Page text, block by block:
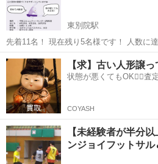
東別院駅
先着11名！ 現在残り5名様です！ 人数に達
こり・腰痛・膝痛改善ピラティス教室/ 例えばこんなお悩みありません
か？ ✅肩こりがつらい ✅腰痛を繰り返している ✅猫背が気になる ✅運
動不足を解消...
愛知 名古屋市 東別院駅 スポー
【求】古い人形譲
状態が悪くてもOK🙆‍♀️査
COYASH
【未経験者が半分
ンジョイフットサル